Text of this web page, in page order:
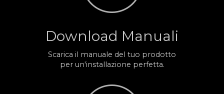
Download Manuali
Scarica il manuale del tuo prodotto
per un'installazione perfetta.